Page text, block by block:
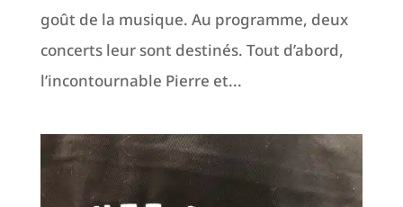
goût de la musique. Au programme, deux
concerts leur sont destinés. Tout d’abord,
l’incontournable Pierre et...